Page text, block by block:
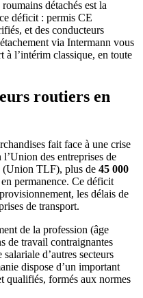
détachés est la
déficit : permis CE
et des conducteurs
via Intermann vous
à l’intérim classique, en toute
routiers en
fait face à une crise
des entreprises de
(Union TLF), plus de 45 000
permanence. Ce déficit
les délais de
de transport.
de la profession (âge
de travail contraignantes
d’autres secteurs
dispose d’un important
qualifiés, formés aux normes